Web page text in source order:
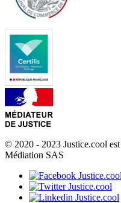
© 2020 - 2023 Justice.cool
Médiation SAS